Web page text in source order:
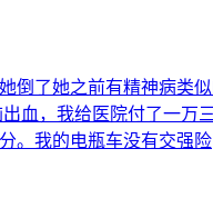
了她之前有精神病类
血，我给医院付了一
。我的电瓶车没有交强险